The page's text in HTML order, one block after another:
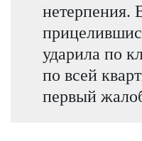
нетерпения.
ударила по
по всей
первый